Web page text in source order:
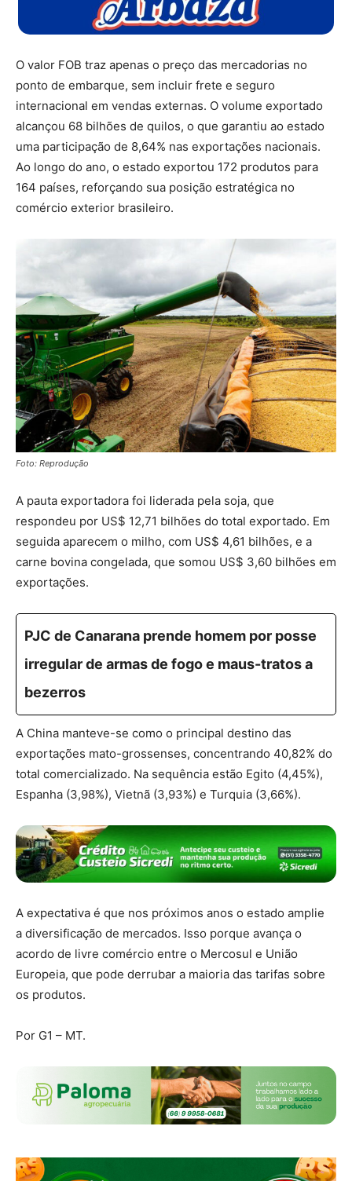
O valor FOB traz apenas o preço das mercadorias no
ponto de embarque, sem incluir frete e seguro
internacional em vendas externas. O volume exportado
alcançou 68 bilhões de quilos, o que garantiu ao estado
uma participação de 8,64% nas exportações nacionais.
Ao longo do ano, o estado exportou 172 produtos para
164 países, reforçando sua posição estratégica no
comércio exterior brasileiro.
Foto: Reprodução
A pauta exportadora foi liderada pela soja, que
respondeu por US$ 12,71 bilhões do total exportado. Em
seguida aparecem o milho, com US$ 4,61 bilhões, e a
carne bovina congelada, que somou US$ 3,60 bilhões em
exportações.
PJC de Canarana prende homem por posse
irregular de armas de fogo e maus-tratos a
bezerros
A China manteve-se como o principal destino das
exportações mato-grossenses, concentrando 40,82% do
total comercializado. Na sequência estão Egito (4,45%),
Espanha (3,98%), Vietnã (3,93%) e Turquia (3,66%).
A expectativa é que nos próximos anos o estado amplie
a diversificação de mercados. Isso porque avança o
acordo de livre comércio entre o Mercosul e União
Europeia, que pode derrubar a maioria das tarifas sobre
os produtos.
Por G1 – MT.